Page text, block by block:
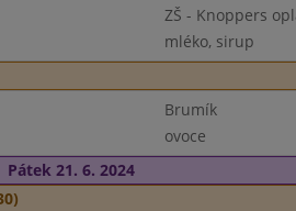
ZŠ - Knoppers
mléko, sirup
Brumík
ovoce
Pátek 21. 6. 2024